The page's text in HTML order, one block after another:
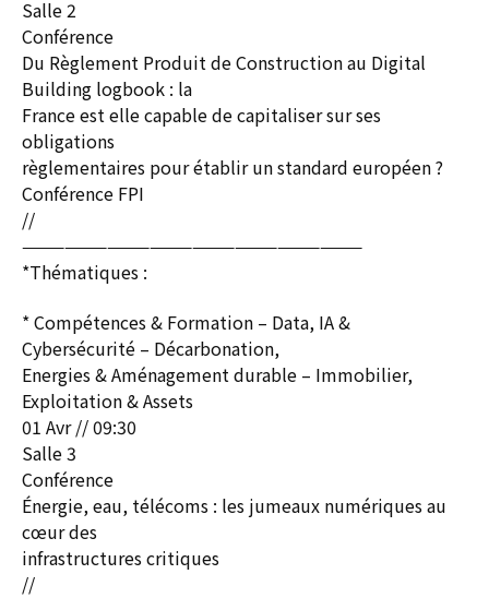
Salle 2
Conférence
Du Règlement Produit de Construction au Digital
Building logbook : la
France est elle capable de capitaliser sur ses
obligations
règlementaires pour établir un standard européen ?
Conférence FPI
//
————————————————————————
*Thématiques :
* Compétences & Formation – Data, IA &
Cybersécurité – Décarbonation,
Energies & Aménagement durable – Immobilier,
Exploitation & Assets
01 Avr // 09:30
Salle 3
Conférence
Énergie, eau, télécoms : les jumeaux numériques au
cœur des
infrastructures critiques
//